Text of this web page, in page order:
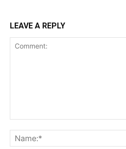
LEAVE A REPLY